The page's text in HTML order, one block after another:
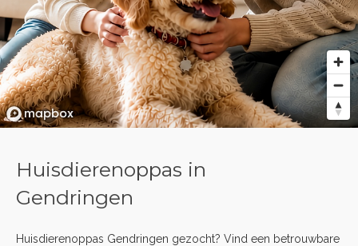
Huisdierenoppas in
Gendringen
Huisdierenoppas Gendringen gezocht? Vind een betrouwbare